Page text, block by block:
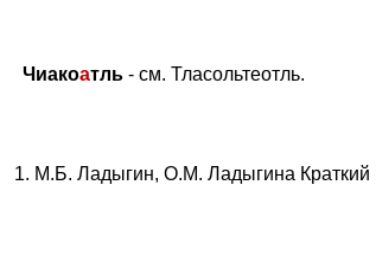
Чиакоатль - см. Тласольтеотль.
М.Б. Ладыгин, О.М. Ладыгина Краткий